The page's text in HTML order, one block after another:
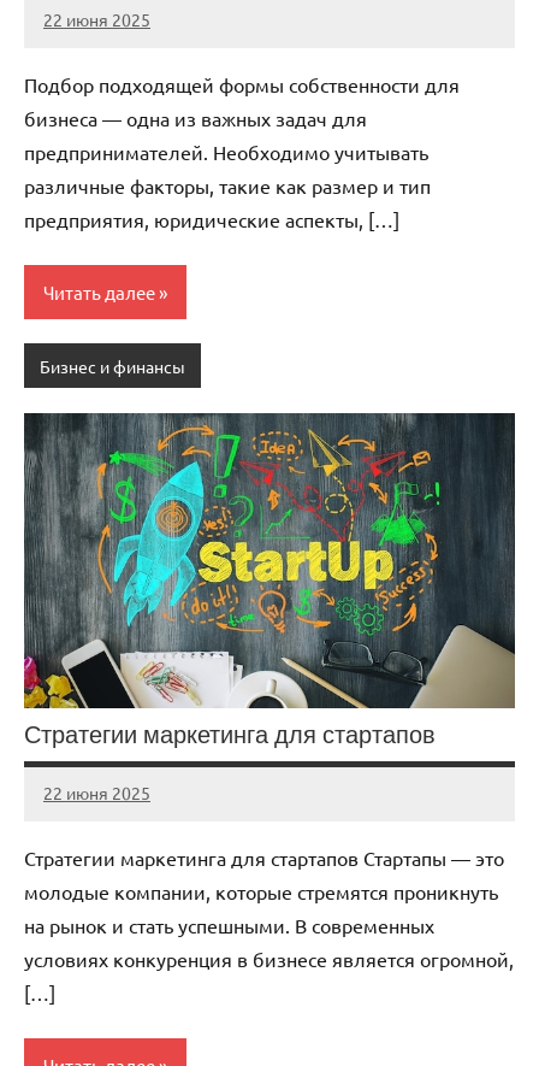
22 июня 2025
stroicomplex
Нет
Подбор подходящей формы собственности для
бизнеса — одна из важных задач для
предпринимателей. Необходимо учитывать
различные факторы, такие как размер и тип
предприятия, юридические аспекты, […]
Читать далее
Бизнес и финансы
Стратегии маркетинга для стартапов
22 июня 2025
stroicomplex
Нет
Стратегии маркетинга для стартапов Стартапы — это
молодые компании, которые стремятся проникнуть
на рынок и стать успешными. В современных
условиях конкуренция в бизнесе является огромной,
[…]